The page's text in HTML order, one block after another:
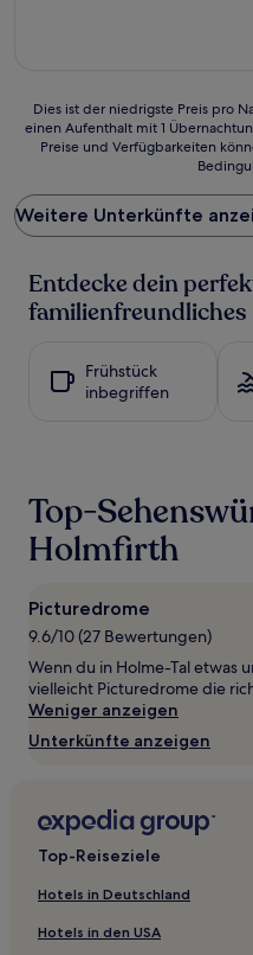
Dies
ist
Preis
pro
Nacht,
den
letzten
einen
gefunden
wurde.
Preise
Verfügbarkeiten
können
sich
ändern.
Es
können
Bedingungen
Dies ist der niedrigste Preis pro
einen Aufenthalt mit 1
Preise und Verfügbarkeiten
Weitere Unterkünfte
Entdecke dein
Frühstück
inbegriffen
Top-
Holmfirth
Picturedrome
9.6/10 (27 Bewertungen)
Wenn du in Holme-Tal etwas
vielleicht Picturedrome die
Weniger anzeigen
Unterkünfte anzeigen
Top-Reiseziele
Hotels in Deutschland
Hotels in den USA